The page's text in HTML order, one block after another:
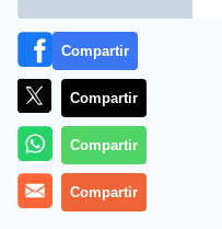
Un agente de la
Compartir
Compartir
Compartir
Compartir